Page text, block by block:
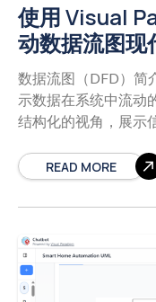
使用 Visual
动数据流图现
数据流图（DFD）简
示数据在系统中流动
结构化的视角，展示
向利益相关者、开发
数据流图的关键组成
据源或目标（例如，
数据存储：数据存放
据流：实体、处理过
流图通常在不同抽象
READ MORE